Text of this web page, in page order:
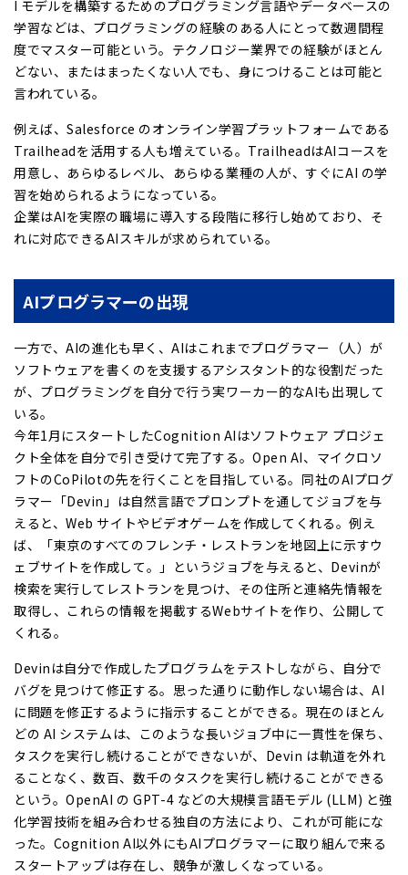
I モデルを構築するためのプログラミング言語やデータベースの
学習などは、プログラミングの経験のある人にとって数週間程
度でマスター可能という。テクノロジー業界での経験がほとん
どない、またはまったくない人でも、身につけることは可能と
言われている。
例えば、Salesforce のオンライン学習プラットフォームである
Trailheadを活用する人も増えている。TrailheadはAIコースを
用意し、あらゆるレベル、あらゆる業種の人が、すぐにAI の学
習を始められるようになっている。
企業はAIを実際の職場に導入する段階に移行し始めており、そ
れに対応できるAIスキルが求められている。
AIプログラマーの出現
一方で、AIの進化も早く、AIはこれまでプログラマー（人）が
ソフトウェアを書くのを支援するアシスタント的な役割だった
が、プログラミングを自分で行う実ワーカー的なAIも出現して
いる。
今年1月にスタートしたCognition AIはソフトウェア プロジェ
クト全体を自分で引き受けて完了する。Open AI、マイクロソ
フトのCoPilotの先を行くことを目指している。同社のAIプログ
ラマー「Devin」は自然言語でプロンプトを通してジョブを与
えると、Web サイトやビデオゲームを作成してくれる。例え
ば、「東京のすべてのフレンチ・レストランを地図上に示すウ
ェブサイトを作成して。」というジョブを与えると、Devinが
検索を実行してレストランを見つけ、その住所と連絡先情報を
取得し、これらの情報を掲載するWebサイトを作り、公開して
くれる。
Devinは自分で作成したプログラムをテストしながら、自分で
バグを見つけて修正する。思った通りに動作しない場合は、AI
に問題を修正するように指示することができる。現在のほとん
どの AI システムは、このような長いジョブ中に一貫性を保ち、
タスクを実行し続けることができないが、Devin は軌道を外れ
ることなく、数百、数千のタスクを実行し続けることができる
という。OpenAI の GPT-4 などの大規模言語モデル (LLM) と強
化学習技術を組み合わせる独自の方法により、これが可能にな
った。Cognition AI以外にもAIプログラマーに取り組んで来る
スタートアップは存在し、競争が激しくなっている。